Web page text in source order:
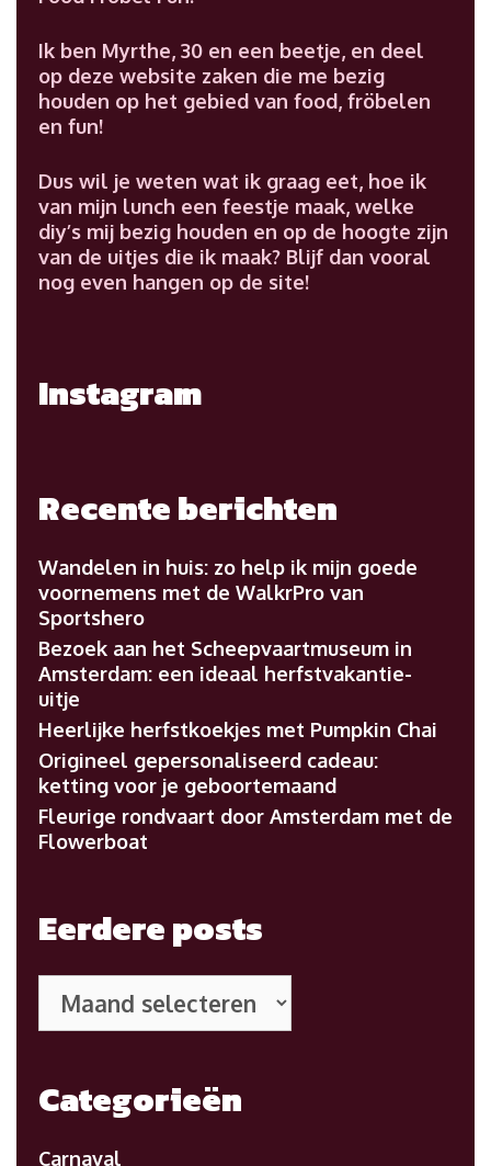
Ik ben Myrthe, 30 en een beetje, en deel
op deze website zaken die me bezig
houden op het gebied van food, fröbelen
en fun!
Dus wil je weten wat ik graag eet, hoe ik
van mijn lunch een feestje maak, welke
diy’s mij bezig houden en op de hoogte zijn
van de uitjes die ik maak? Blijf dan vooral
nog even hangen op de site!
Instagram
Recente berichten
Wandelen in huis: zo help ik mijn goede
voornemens met de WalkrPro van
Sportshero
Bezoek aan het Scheepvaartmuseum in
Amsterdam: een ideaal herfstvakantie-
uitje
Heerlijke herfstkoekjes met Pumpkin Chai
Origineel gepersonaliseerd cadeau:
ketting voor je geboortemaand
Fleurige rondvaart door Amsterdam met de
Flowerboat
Eerdere posts
posts
Categorieën
Carnaval